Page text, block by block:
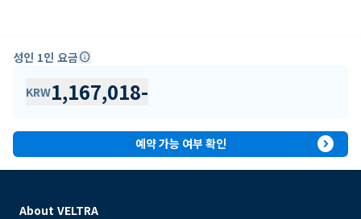
성인 1인 요금info
KRW1,167,018-
예약 가능 여부 확인 expand_circle_right
About VELTRA